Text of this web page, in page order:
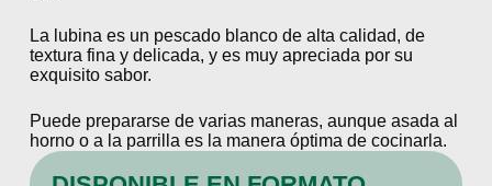
La lubina es un pescado blanco de alta calidad, de
textura fina y delicada, y es muy apreciada por su
exquisito sabor.
Puede prepararse de varias maneras, aunque asada al
horno o a la parrilla es la manera óptima de cocinarla.